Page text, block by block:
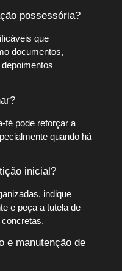
possessória?
que
documentos,
fé pode reforçar a
quando há
inicial?
indique
e peça a tutela de
e manutenção de